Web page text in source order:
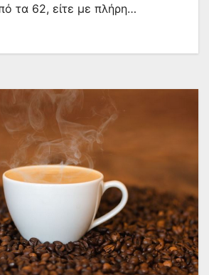
τα 62, είτε με πλήρη…